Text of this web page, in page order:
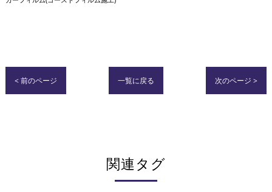
< 前のページ 一覧に戻る 次のページ >
関連タグ